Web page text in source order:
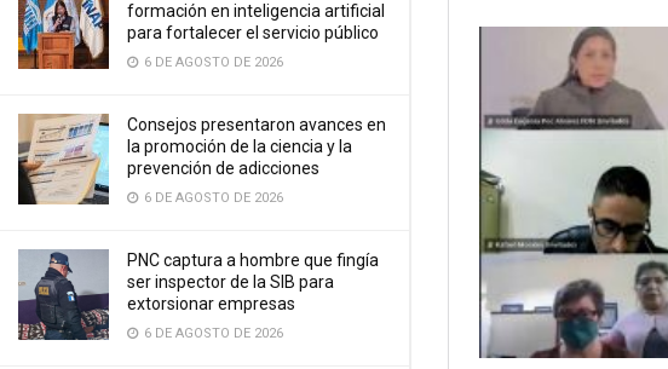
formación en inteligencia artificial
para fortalecer el servicio público
6 DE AGOSTO DE 2026
Consejos presentaron avances en
la promoción de la ciencia y la
prevención de adicciones
6 DE AGOSTO DE 2026
PNC captura a hombre que fingía
ser inspector de la SIB para
extorsionar empresas
6 DE AGOSTO DE 2026